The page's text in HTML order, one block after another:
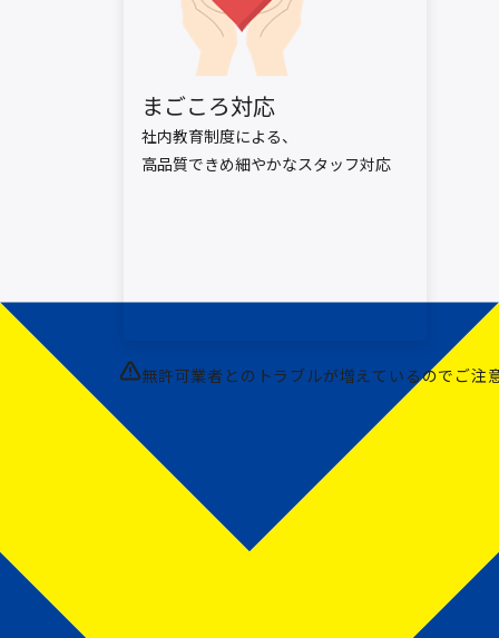
まごころ対応
社内教育制度による、
高品質できめ細やかなスタッフ対応
無許可業者とのトラブルが増えているのでご注